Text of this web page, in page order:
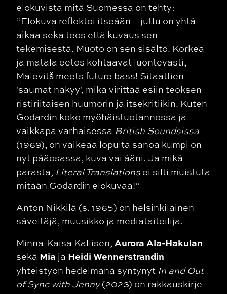
elokuvista mitä Suomessa on tehty:
“Elokuva reflektoi itseään – juttu on yhtä
aikaa sekä teos että kuvaus sen
tekemisestä. Muoto on sen sisältö. Korkea
ja matala eetos kohtaavat luontevasti,
Malevitš meets future bass! Sitaattien
'saumat näkyy', mikä virittää esiin teoksen
ristiriitaisen huumorin ja itsekritiikin. Kuten
Godardin koko myöhäistuotannossa ja
vaikkapa varhaisessa British Soundsissa
(1969), on vaikeaa lopulta sanoa kumpi on
nyt pääosassa, kuva vai ääni. Ja mikä
parasta, Literal Translationsei silti muistuta
mitään Godardin elokuvaa!”
Anton Nikkilä (s. 1965) on helsinkiläinen
säveltäjä, muusikko ja mediataiteilija.
Minna-Kaisa Kallisen, Aurora Ala-Hakulan
sekä Mia ja Heidi Wennerstrandin
yhteistyön hedelmänä syntynyt In and Out
of Sync with Jenny(2023) on rakkauskirje